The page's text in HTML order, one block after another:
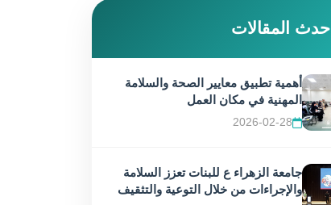
أحدث المقالات
أهمية تطبيق معايير الصحة والسلامة
المهنية في مكان العمل
2026-02-28
جامعة الزهراء ع للبنات تعزز السلامة
والإجراءات من خلال التوعية والتثقيف